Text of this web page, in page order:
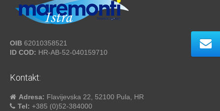
OIB 62010358521
ID COD: HR-AB-52-040159710
Kontakt:
Adresa: Flavijevska 22, 52100 Pula, HR
Tel: +385 (0)52-384000